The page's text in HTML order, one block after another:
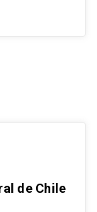
de Chile